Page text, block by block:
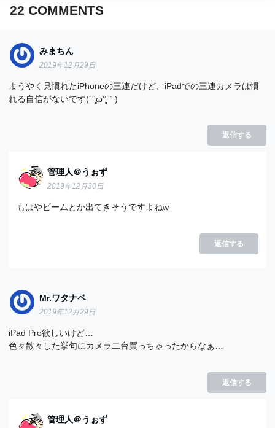
22 COMMENTS
みまちん
2019年12月29日
ようやく見慣れたiPhoneの三連だけど、iPadでの三連カメラは慣
れる自信がないです(´°̥̥̥̥̥̥̥̥ω°̥̥̥̥̥̥̥̥｀)
返信する
管理人＠うぉず
2019年12月30日
もはやビームとか出てきそうですよねw
返信する
Mr.ワタナベ
2019年12月29日
iPad Pro欲しいけど…
色々散々した挙句にカメラ二台買っちゃったからなぁ…
返信する
管理人＠うぉず